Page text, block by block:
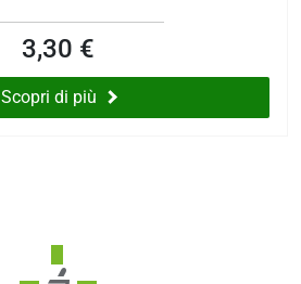
3,30 €
Scopri di più